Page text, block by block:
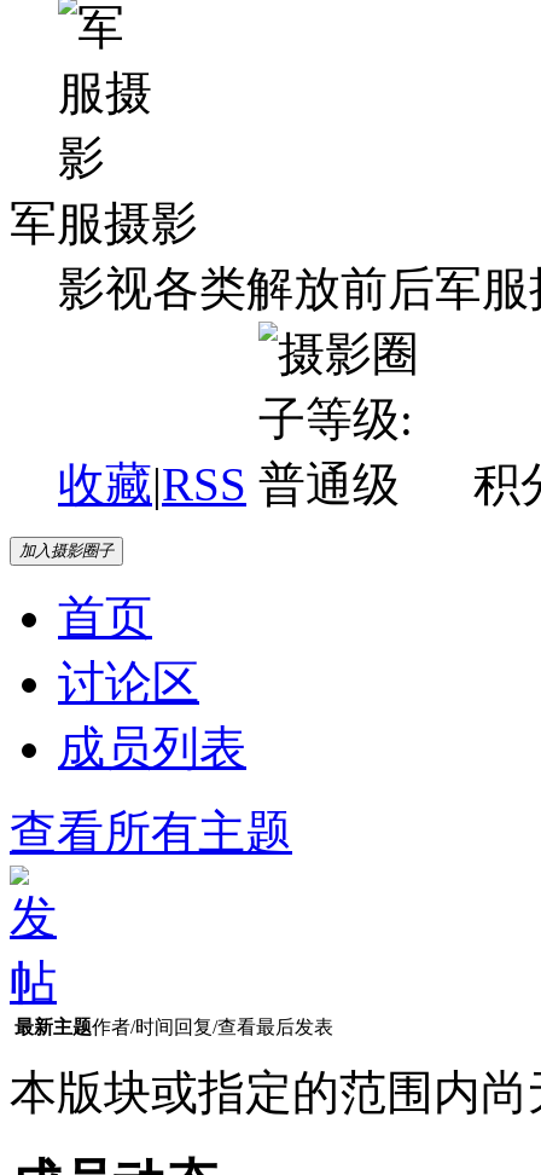
军服摄影
影视各类解放前后军
收藏|RSS 积
加入摄影圈子
首页
讨论区
成员列表
查看所有主题
最新主题作者/时间 回复/查看最后发表
本版块或指定的范围内